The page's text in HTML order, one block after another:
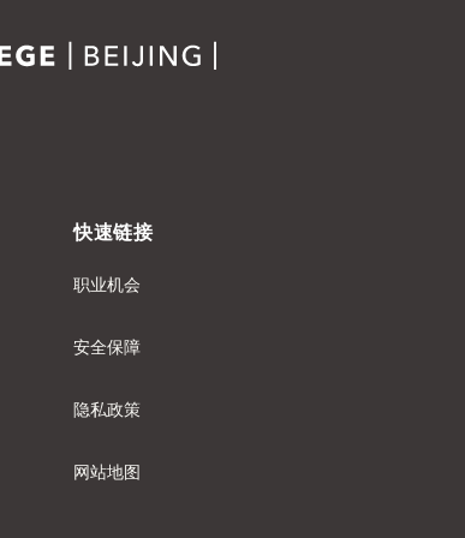
快速链接
职业机会
安全保障
隐私政策
网站地图